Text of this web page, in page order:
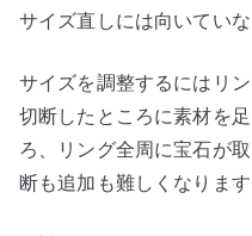
サイズ直しには向いていな
サイズを調整するにはリ
切断したところに素材を
ろ、リング全周に宝石が
断も追加も難しくなります